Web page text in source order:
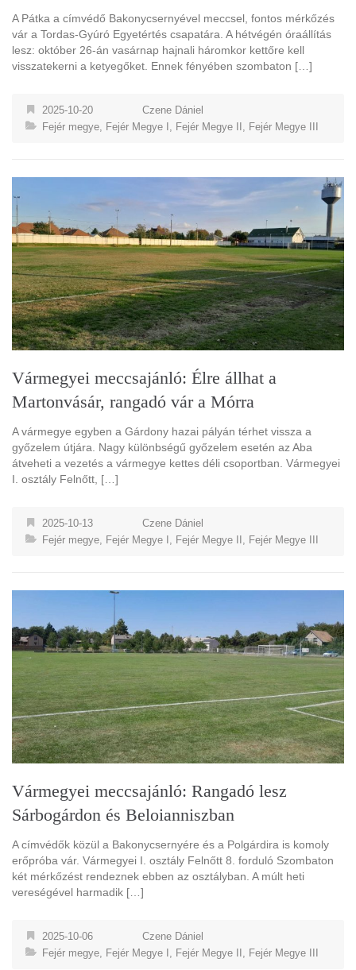
A Pátka a címvédő Bakonycsernyével meccsel, fontos mérkőzés
vár a Tordas-Gyúró Egyetértés csapatára. A hétvégén óraállítás
lesz: október 26-án vasárnap hajnali háromkor kettőre kell
visszatekerni a ketyegőket. Ennek fényében szombaton […]
2025-10-20
Czene Dániel
Fejér megye, Fejér Megye I , Fejér Megye II , Fejér Megye III
Vármegyei meccsajánló: Élre állhat a
Martonvásár, rangadó vár a Mórra
A vármegye egyben a Gárdony hazai pályán térhet vissza a
győzelem útjára. Nagy különbségű győzelem esetén az Aba
átveheti a vezetés a vármegye kettes déli csoportban. Vármegyei
I. osztály Felnőtt, […]
2025-10-13
Czene Dániel
Fejér megye, Fejér Megye I , Fejér Megye II , Fejér Megye III
Vármegyei meccsajánló: Rangadó lesz
Sárbogárdon és Beloianniszban
A címvédők közül a Bakonycsernyére és a Polgárdira is komoly
erőpróba vár. Vármegyei I. osztály Felnőtt 8. forduló Szombaton
két mérkőzést rendeznek ebben az osztályban. A múlt heti
vereségével harmadik […]
2025-10-06
Czene Dániel
Fejér megye, Fejér Megye I , Fejér Megye II , Fejér Megye III